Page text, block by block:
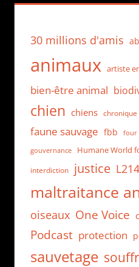
30 millions d'amis
animaux artiste
bien-être animal
chien chiens chronique
faune sauvage fbb four
gouvernance Humane World
interdiction justice L214
maltraitance
oiseaux One Voice
Podcast protection
sauvetage